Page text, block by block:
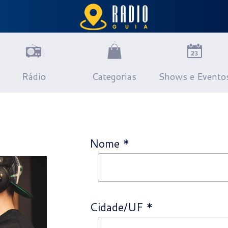
Rádio Categorias Shows e
Nome *
Cidade/UF *